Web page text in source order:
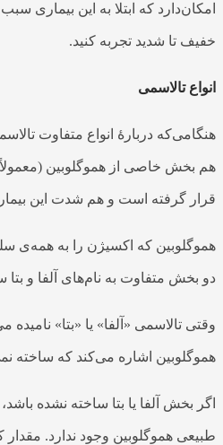
امکان‌دارد که ابتلا به این بیماری سبب‌
خفیف تا شدید تجربه کنید.
انواع تالاسمی
هنگامی‌که دربارهٔ انواع متفاوت
هم بخش خاصی از هموگلوبین (معمولاً
قرار گرفته است و هم شدت این
هموگلوبین که اکسیژن را به همه‌ی
دو بخش متفاوت به نام‌های آلفا و
وقتی تالاسمی «آلفا» یا «بتا»
هموگلوبین اشاره می‌کند که ساخته
اگر بخش آلفا یا بتا ساخته نشده
طبیعی هموگلوبین وجود ندارد. مقدار